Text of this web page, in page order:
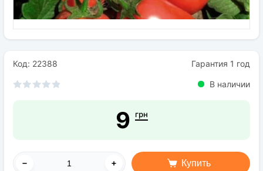
Код: 22388 Гарантия 1 год
В наличии
9 грн
Купить